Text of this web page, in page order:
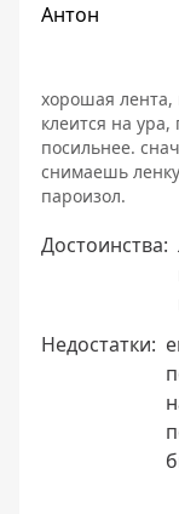
Антон
хорошая лента,
клеится на
посильнее.
снимаешь
пароизол.
Достоинства:
Недостатки: